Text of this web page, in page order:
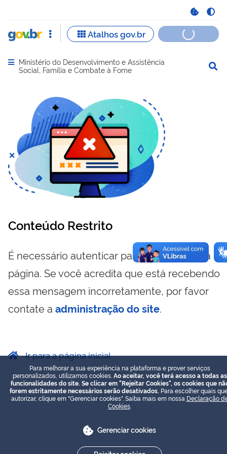
Abrir menu principal de navegação
Ministério do Desenvolvimento e Assistência
Social, Família e Combate à Fome
Conteúdo Restrito
É necessário autenticar para visualizar essa
página. Se você acredita que está recebendo
essa mensagem incorretamente, por favor
contate a administração do site.
Ir para a página inicial
Para melhorar a sua experiência na plataforma e prover serviços
personalizados, utilizamos cookies. Ao aceitar, você terá acesso a todas as
funcionalidades do site. Se clicar em "Rejeitar Cookies", os cookies que
forem estritamente necessários serão desativados. Para escolher quais
autorizar, clique em "Gerenciar cookies". Saiba mais em nossa Declaração
Cookies
Gerenciar cookies